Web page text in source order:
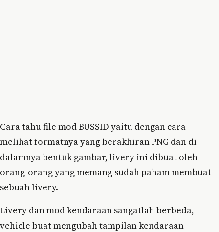
Cara tahu file mod BUSSID yaitu dengan cara
melihat formatnya yang berakhiran PNG dan di
dalamnya bentuk gambar, livery ini dibuat oleh
orang-orang yang memang sudah paham membuat
sebuah livery.
Livery dan mod kendaraan sangatlah berbeda,
vehicle buat mengubah tampilan kendaraan